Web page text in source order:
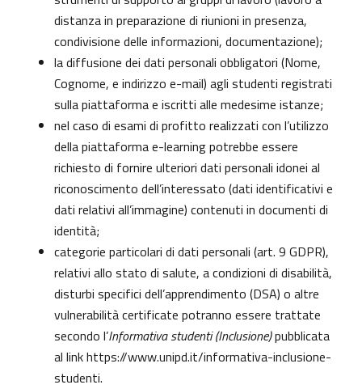
distanza in preparazione di riunioni in presenza,
condivisione delle informazioni, documentazione);
la diffusione dei dati personali obbligatori (Nome,
Cognome, e indirizzo e-mail) agli studenti registrati
sulla piattaforma e iscritti alle medesime istanze;
nel caso di esami di profitto realizzati con l’utilizzo
della piattaforma e-learning potrebbe essere
richiesto di fornire ulteriori dati personali idonei al
riconoscimento dell’interessato (dati identificativi e
dati relativi all’immagine) contenuti in documenti di
identità;
categorie particolari di dati personali (art. 9 GDPR),
relativi allo stato di salute, a condizioni di disabilità,
disturbi specifici dell’apprendimento (DSA) o altre
vulnerabilità certificate potranno essere trattate
secondo l’Informativa studenti (Inclusione)pubblicata
al linkhttps://www.unipd.it/informativa-inclusione-
studenti.